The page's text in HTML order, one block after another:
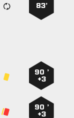
83’
90 ’
+3
90 ’
+3